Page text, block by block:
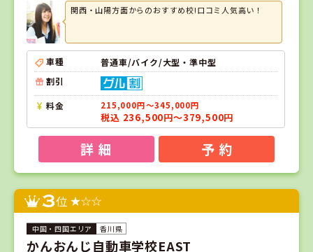
関西・山陽方面からのおすすめ校!口コミ人気高い！
車種
普通車/バイク/大型・準中型
割引
料金 215,000円～345,000円
税込 236,500円～379,500円
詳 細 予 約
3位
香川県
かんおんじ自動車学校EAST